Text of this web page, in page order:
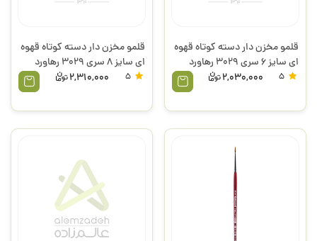
قلمو مخزن دار دسته کوتاه قهوه
ای سایز 6 سری 3029 رهاورد
2,030,000
قلمو مخزن دار دسته کوتاه قهوه
ای سایز 8 سری 3029 رهاورد
2,310,000